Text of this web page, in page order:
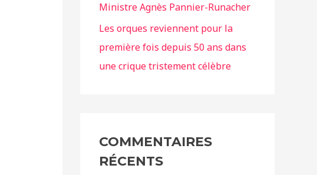
Ministre Agnès Pannier-Runacher
Les orques reviennent pour la
première fois depuis 50 ans dans
une crique tristement célèbre
COMMENTAIRES
RÉCENTS